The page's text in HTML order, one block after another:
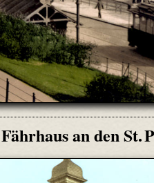
an den St.